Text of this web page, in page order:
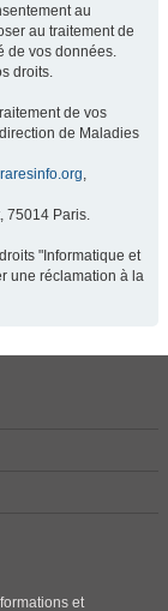
au
au traitement de
de vos données.
droits.
de vos
de Maladies
,
75014 Paris.
"Informatique et
une réclamation à la
et